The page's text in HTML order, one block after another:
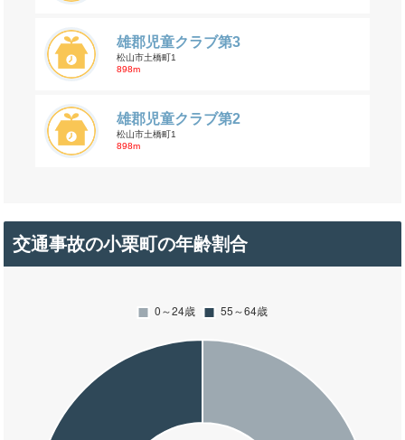
雄郡児童クラブ第3
松山市土橋町1
898m
雄郡児童クラブ第2
松山市土橋町1
898m
交通事故の小栗町の年齢割合